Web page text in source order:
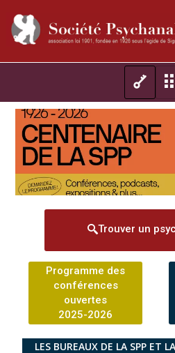
Trouver un
Programme des
conférences
ouvertes
2025-2026
LES BUREAUX DE LA SPP ET